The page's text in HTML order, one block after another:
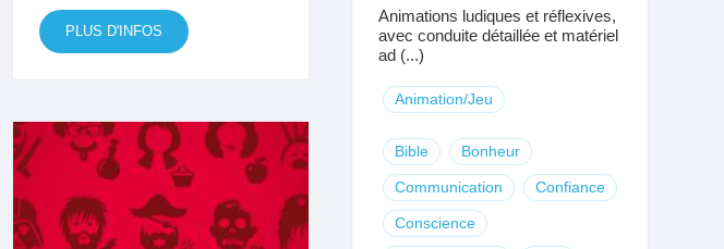
PLUS D'INFOS
Animations ludiques et réflexives,
avec conduite détaillée et matériel
ad (...)
Animation/Jeu
Bible Bonheur
Communication Confiance
Conscience